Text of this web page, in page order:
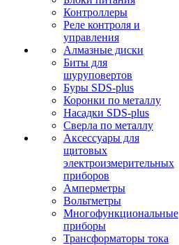
Контроллеры
Реле контроля и
управления
Алмазные диски
Биты для
шуруповертов
Буры SDS-plus
Коронки по металлу
Насадки SDS-plus
Сверла по металлу
Аксессуары для
щитовых
электроизмерительных
приборов
Амперметры
Вольтметры
Многофункциональные
приборы
Трансформаторы тока